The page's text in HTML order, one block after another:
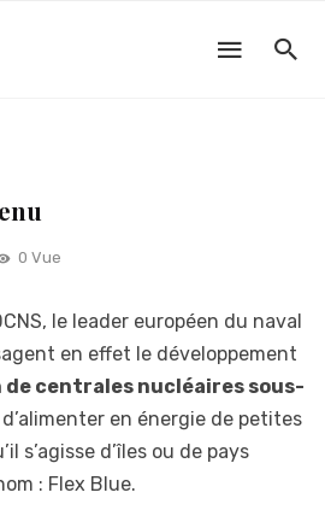
0 Vue
le leader européen du naval
en effet le développement
centrales nucléaires sous-
d’alimenter en énergie de petites
s’agisse d’îles ou de pays
: Flex Blue.